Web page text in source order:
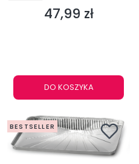
Cena
47,99 zł
DO KOSZYKA
BESTSELLER